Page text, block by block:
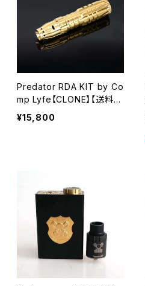
Predator RDA KIT by Co
mp Lyfe【CLONE】【送料無
料】【1 x 18650 battery】
【Material / Brass】【Copp
yfe Rig KENNEDY ROGU
E Cloud Chaser】【ＶＡＰＥ
電子タバコ】
¥15,800